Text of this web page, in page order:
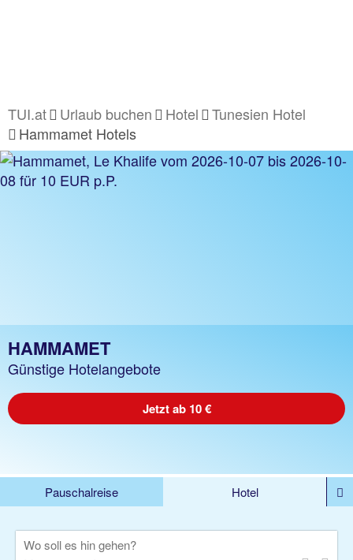
TUI.at Urlaub buchen Hotel
Tunesien Hotel
Hammamet Hotels
HAMMAMET
Günstige Hotelangebote
Jetzt ab 10 €
Pauschalreise
Hotel
Rundreise
Kreuzfahrt
Wo soll es hin gehen?